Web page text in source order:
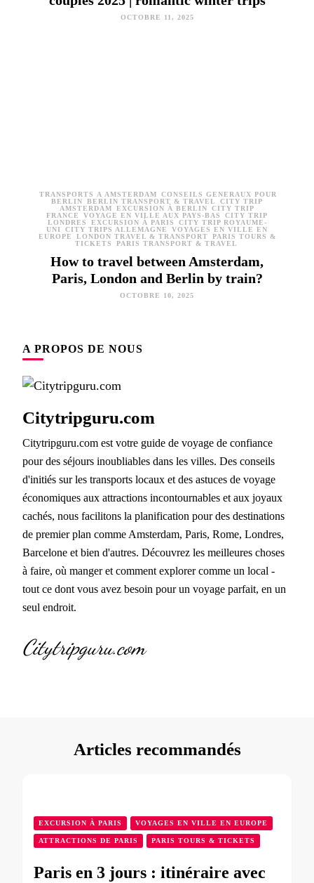
OCTOBRE 11, 2025
TRANSPORTS À AMSTERDAM
CONSEILS GÉNÉRAUX POUR
BERLIN
BERLIN TRANSPORT & TRAVEL
CITY TRIP
AMSTERDAM
EXCURSION À BERLIN
CITY TRIP
FRANCE
VOYAGE EN VILLE AUX PAYS-BAS
CITY TRIP
LONDRES
EXCURSION À PARIS
CITY TRIP ROYAUME-
UNI
CITY TRIPS ALLEMAGNE
VOYAGES EN VILLE EN
EUROPE
LONDON TRAVEL & TRANSPORT
PARIS TOURS &
TICKETS
PARIS TRANSPORT & TRAVEL
How to travel between Amsterdam,
Paris, London and Berlin by train?
OCTOBRE 10, 2025
A PROPOS DE NOUS
Citytripguru.com
Citytripguru.com est votre guide de voyage de confiance
pour des séjours inoubliables dans les villes. Des conseils
d'initiés sur les transports locaux et des astuces de voyage
économiques aux attractions incontournables et aux joyaux
cachés, nous facilitons la planification pour des destinations
de premier plan comme Amsterdam, Paris, Rome, Londres,
Barcelone et bien d'autres. Découvrez les meilleures choses
à faire, où manger et comment explorer comme un local -
tout ce dont vous avez besoin pour un voyage parfait, en un
seul endroit.
Citytripguru.com
Articles recommandés
EXCURSION À PARIS VOYAGES EN VILLE EN EUROPE
ATTRACTIONS DE PARIS PARIS TOURS & TICKETS
Paris en 3 jours : itinéraire avec